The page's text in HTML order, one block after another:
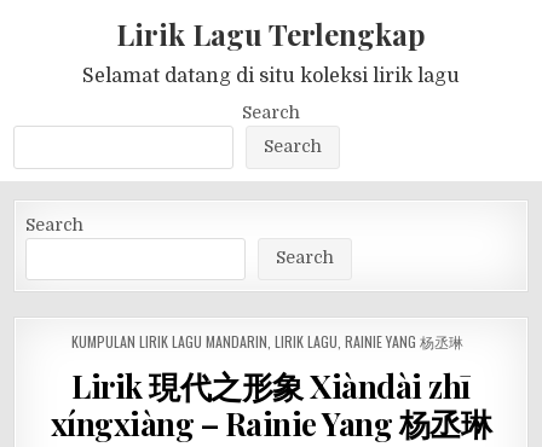
Lirik Lagu Terlengkap
Selamat datang di situ koleksi lirik lagu
Search
Search
Search
Search
POSTED
KUMPULAN LIRIK LAGU MANDARIN LIRIK LAGU RAINIE YANG 杨丞琳
Lirik 現代之形象 Xiàndài zhī
xíngxiàng – Rainie Yang 杨丞琳